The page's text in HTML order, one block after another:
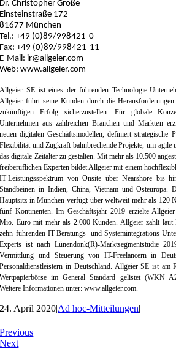
Dr. Christopher Große
Einsteinstraße 172
81677 München
Tel.: +49 (0)89/998421-0
Fax: +49 (0)89/998421-11
E-Mail: ir@allgeier.com
Web: www.allgeier.com
Allgeier SE ist eines der führenden Technologie-
Allgeier führt seine Kunden durch die
zukünftigen Erfolg sicherzustellen. Für globale
Unternehmen aus zahlreichen Branchen und Märkten
neuen digitalen Geschäftsmodellen, definiert strategische
Flexibilität und Zugkraft bahnbrechende Projekte, um agile
das digitale Zeitalter zu gestalten. Mit mehr als 10.500
freiberuflichen Experten bildet Allgeier mit einem
IT-Leistungsspektrum von Onsite über Nearshore bis
Standbeinen in Indien, China, Vietnam und Osteuropa.
Hauptsitz in München verfügt über weltweit mehr als 120
fünf Kontinenten. Im Geschäftsjahr 2019 erzielte
Mio. Euro mit mehr als 2.000 Kunden. Allgeier zählt laut
zehn führenden IT-Beratungs- und Systemintegrations-
Experts ist nach Lünendonk(R)-Marktsegmentstudie
Vermittlung und Steuerung von IT-Freelancern in
Personaldienstleistern in Deutschland. Allgeier SE ist am
Wertpapierbörse im General Standard gelistet (WKN
Weitere Informationen unter: www.allgeier.com.
24. April 2020|Ad hoc-Mitteilungen|
Previous
Next